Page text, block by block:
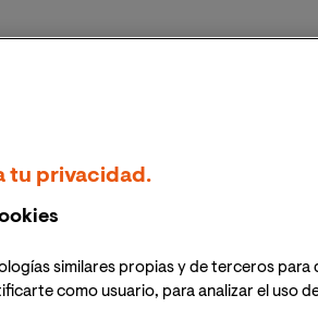
tu privacidad.
similares propias y de terceros para
como usuario, para analizar el uso